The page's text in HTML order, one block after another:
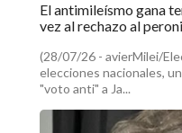
El antimileísmo gana
vez al rechazo al
(28/07/26 - avierMilei/
elecciones nacionales,
"voto anti" a Ja...